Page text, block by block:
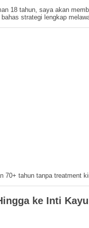
18 tahun, saya akan
bahas strategi lengkap
70+ tahun tanpa treatment
ke Inti Kayu